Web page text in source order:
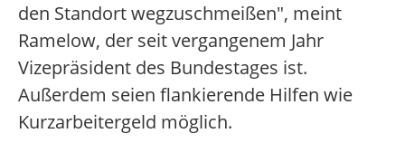
den Standort wegzuschmeißen", meint
Ramelow, der seit vergangenem Jahr
Vizepräsident des Bundestages ist.
Außerdem seien flankierende Hilfen wie
Kurzarbeitergeld möglich.